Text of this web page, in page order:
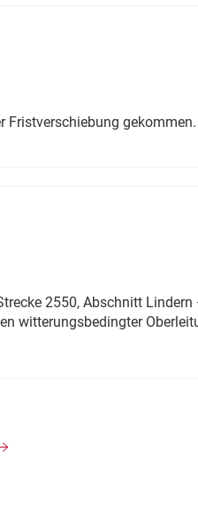
Fristverschiebung gekommen.
2550, Abschnitt
witterungsbedingter